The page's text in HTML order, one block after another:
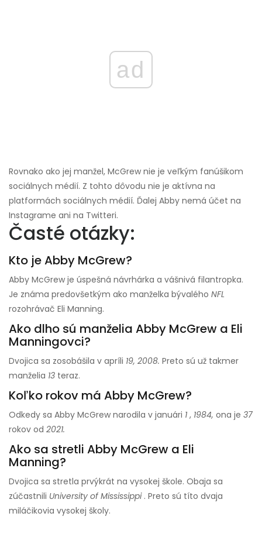
ad
Rovnako ako jej manžel, McGrew nie je veľkým fanúšikom
sociálnych médií. Z tohto dôvodu nie je aktívna na
platformách sociálnych médií. Ďalej Abby nemá účet na
Instagrame ani na Twitteri.
Časté otázky:
Kto je Abby McGrew?
Abby McGrew je úspešná návrhárka a vášnivá filantropka.
Je známa predovšetkým ako manželka bývalého NFL
rozohrávač Eli Manning.
Ako dlho sú manželia Abby McGrew a Eli
Manningovci?
Dvojica sa zosobášila v apríli 19, 2008. Preto sú už takmer
manželia 13 teraz.
Koľko rokov má Abby McGrew?
Odkedy sa Abby McGrew narodila v januári 1 , 1984, ona je 37
rokov od 2021.
Ako sa stretli Abby McGrew a Eli
Manning?
Dvojica sa stretla prvýkrát na vysokej škole. Obaja sa
zúčastnili University of Mississippi. Preto sú títo dvaja
miláčikovia vysokej školy.